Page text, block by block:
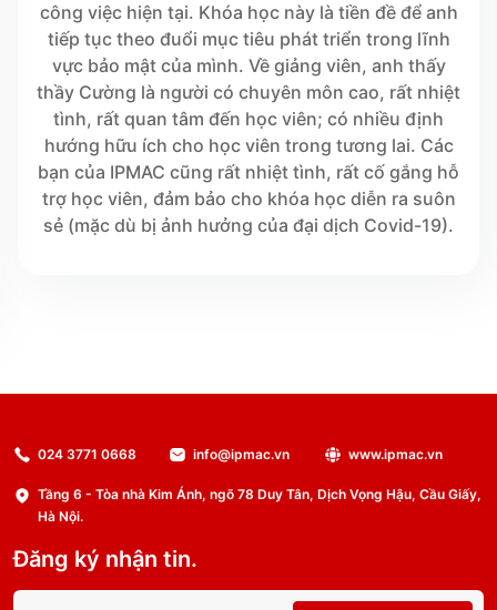
công việc hiện tại. Khóa học này là tiền đề để anh
tiếp tục theo đuổi mục tiêu phát triển trong lĩnh
vực bảo mật của mình. Về giảng viên, anh thấy
thầy Cường là người có chuyên môn cao, rất nhiệt
tình, rất quan tâm đến học viên; có nhiều định
hướng hữu ích cho học viên trong tương lai. Các
bạn của IPMAC cũng rất nhiệt tình, rất cố gắng hỗ
trợ học viên, đảm bảo cho khóa học diễn ra suôn
sẻ (mặc dù bị ảnh hưởng của đại dịch Covid-19).
024 3771 0668 info@ipmac.vn www.ipmac.vn
Tầng 6 - Tòa nhà Kim Ánh, ngõ 78 Duy Tân, Dịch Vọng Hậu, Cầu Giấy,
Hà Nội.
Đăng ký nhận tin.